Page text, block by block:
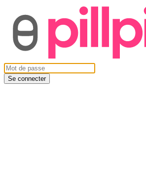
Se connecter